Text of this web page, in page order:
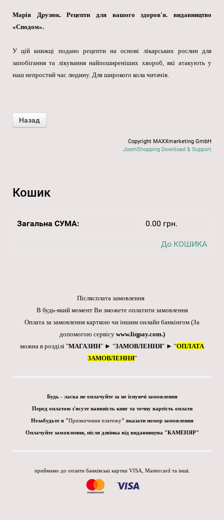
Марія Друзюк. Рецепти для вашого здоров'я. видавництво
«Сподом».
У цій книжці подано рецепти на основі лікарських рослин для
запобігання та лікування найпоширеніших хвороб, які атакують у
наш непростий час людину. Для широкого кола читачів.
Copyright MAXXmarketing GmbH
JoomShopping Download & Support
Кошик
Загальна СУМА: 0.00 грн.
До КОШИКА
Післясплата замовлення
В будь-який момент Ви зможете оплатити замовлення
Оплата за замовлення карткою чи іншим онлайн банкінгом (За
допомогою сервісу www.liqpay.com.)
можна в розділі "МАГАЗИН" ► "ЗАМОВЛЕННЯ" ► "ОПЛАТА
ЗАМОВЛЕННЯ"
Будь - ласка не оплачуйте за не існуючі замовлення
Перед оплатою з'ясуте наявність книг та точну вартість оплати
Незабудьте в "Призначення платежу" вказати номер замовлення
Оплачуйте замовлення, після дзвінка від видавництва "КАМЕНЯР"
приймамо до оплати банківські картки VISA, Mastercard та інші.